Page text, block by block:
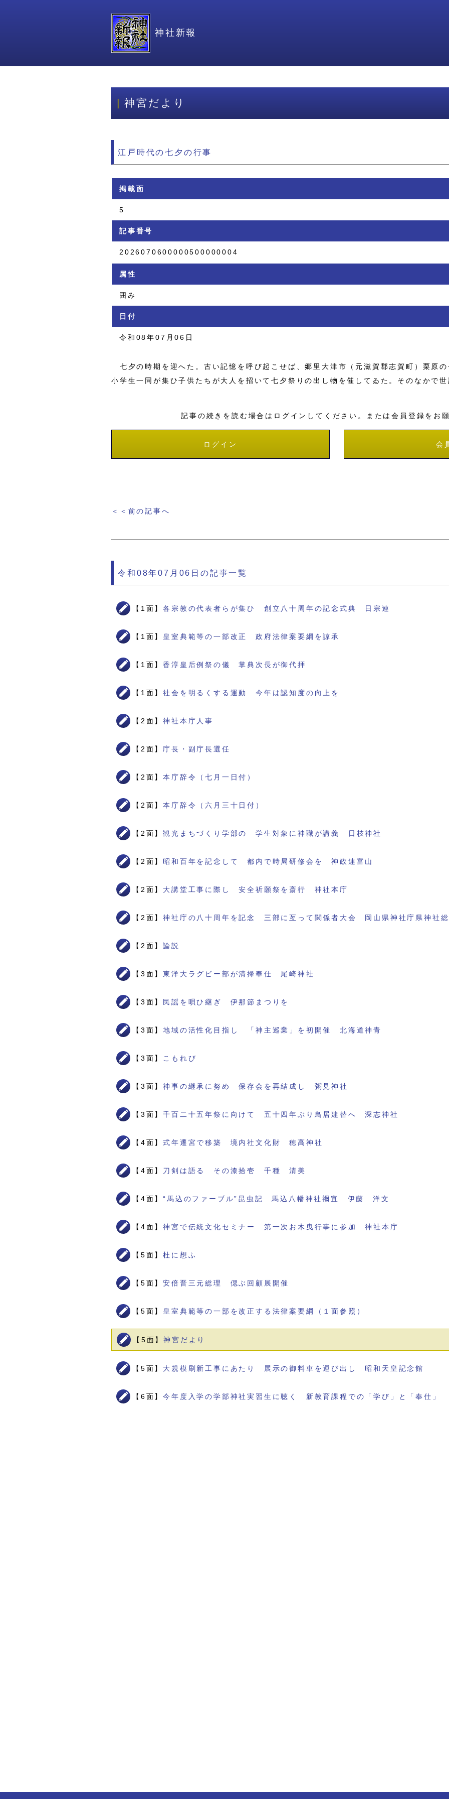
神社新報
神宮だより
江戸時代の七夕の行事
掲載面
5
記事番号
2026070600000500000004
属性
囲み
日付
令和08年07月06日
七夕の時期を迎へた。古い記憶を呼び起こせば、郷里大津市（元滋賀郡志賀町）栗原
小学生一同が集ひ子供たちが大人を招いて七夕祭りの出し物を催してゐた。そのなかで
記事の続きを読む場合はログインしてください。または会員登録をお
ログイン 会
＜＜前の記事へ
令和08年07月06日の記事一覧
【1面】各宗教の代表者らが集ひ 創立八十周年の記念式典 日宗連
【1面】 皇室典範等の一部改正 政府法律案要綱を諒承
【1面】香淳皇后例祭の儀 掌典次長が御代拝
【1面】社会を明るくする運動 今年は認知度の向上を
【2面】神社本庁人事
【2面】 庁長・副庁長選任
【2面】本庁辞令（七月一日付）
【2面】本庁辞令（六月三十日付）
【2面】観光まちづくり学部の 学生対象に神職が講義 日枝神社
【2面】 昭和百年を記念して 都内で時局研修会を 神政連富山
【2面】 大講堂工事に際し 安全祈願祭を斎行 神社本庁
【2面】神社庁の八十周年を記念 三部に亙って関係者大会 岡山県神社庁県神社
【2面】論説
【3面】東洋大ラグビー部が清掃奉仕 尾崎神社
【3面】 民謡を唄ひ継ぎ 伊那節まつりを
【3面】地域の活性化目指し 「神主巡業」を初開催 北海道神青
【3面】 こもれび
【3面】神事の継承に努め 保存会を再結成し 粥見神社
【3面】千百二十五年祭に向けて 五十四年ぶり鳥居建替へ 深志神社
【4面】式年遷宮で移築 境内社文化財 穂高神社
【4面】 刀剣は語る その漆拾壱 千種 清美
【4面】“馬込のファーブル”昆虫記 馬込八幡神社禰宜 伊藤 洋文
【4面】神宮で伝統文化セミナー 第一次お木曳行事に参加 神社本庁
【5面】杜に想ふ
【5面】安倍晋三元総理 偲ぶ回顧展開催
【5面】 皇室典範等の一部を改正する法律案要綱（１面参照）
【5面】神宮だより
【5面】 大規模刷新工事にあたり 展示の御料車を運び出し 昭和天皇記念館
【6面】今年度入学の学部神社実習生に聴く 新教育課程での「学び」と「奉仕